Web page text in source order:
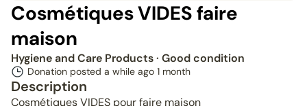
Cosmétiques VIDES faire
maison
Hygiene and Care Products· Good condition
Donation posted a while ago 1 month
Description
Cosmétiques VIDES pour faire maison